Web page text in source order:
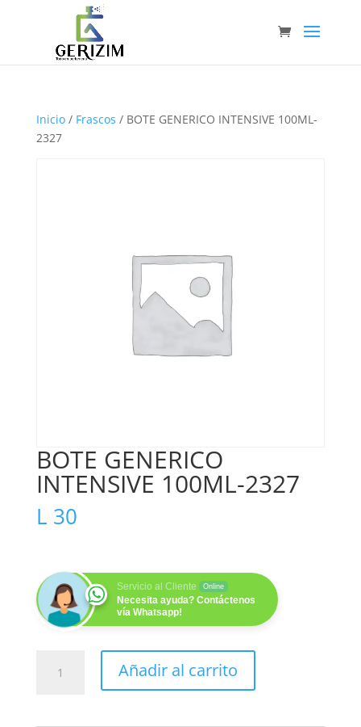
Inicio/ Frascos / BOTE GENERICO INTENSIVE 100ML-
2327
BOTE GENERICO
INTENSIVE 100ML-2327
L 30
Servicio al Cliente Online
Necesita ayuda? Contáctenos
vía Whatsapp!
GENERICO
Añadir al carrito